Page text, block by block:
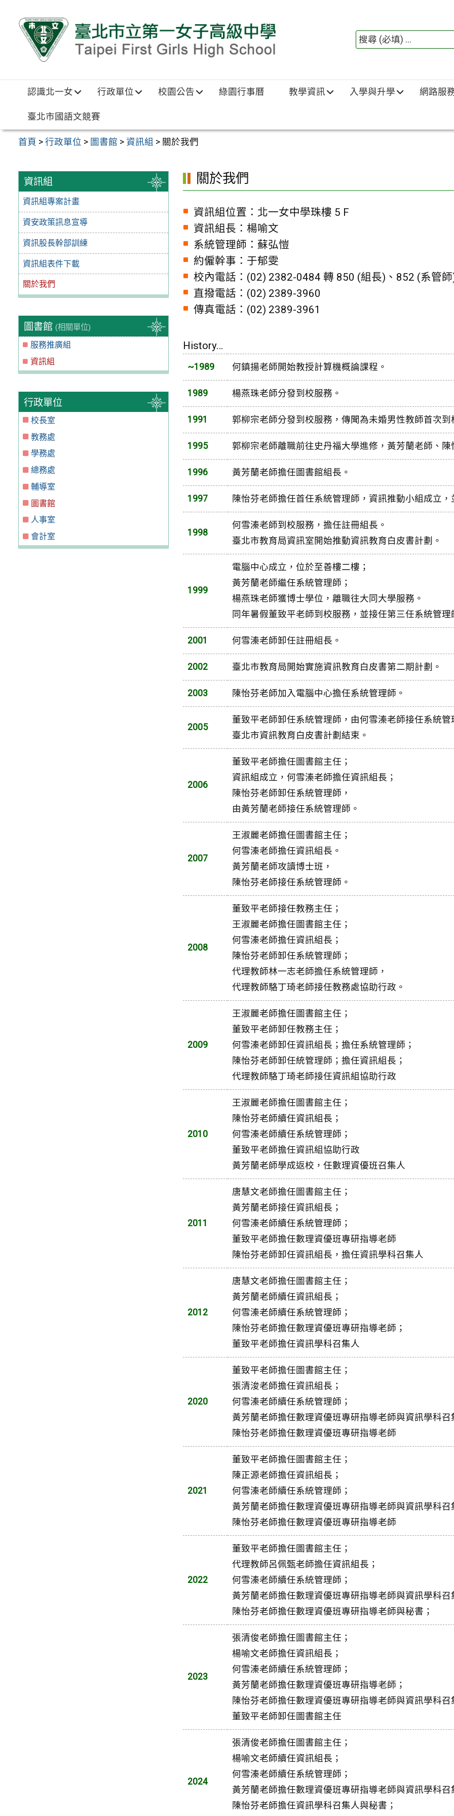
認識北一女 行政單位 校園公告 綠園行事曆 教學資訊 入學與升學 網路服
臺北市國語文競賽
首頁 >行政單位 > 圖書館 >資訊組 > 關於我們
資訊組
資訊組專案計畫
資安政策訊息宣導
資訊股長幹部訓練
資訊組表件下載
關於我們
圖書館 (相關單位)
服務推廣組
資訊組
行政單位
校長室
教務處
學務處
總務處
輔導室
圖書館
人事室
會計室
關於我們
資訊組位置：北一女中學珠樓 5 F
資訊組長：楊喻文
系統管理師：蘇弘愷
約僱幹事：于郁雯
校內電話：(02) 2382-0484 轉 850 (組長)、852 (系管
直撥電話：(02) 2389-3960
傳真電話：(02) 2389-3961
History…
~1989 何鎮揚老師開始教授計算機概論課程。
1989 楊燕珠老師分發到校服務。
1991 郭柳宗老師分發到校服務，傳聞為未婚男性教師首次
1995 郭柳宗老師離職前往史丹福大學進修，黃芳蘭老師、
1996 黃芳蘭老師擔任圖書館組長。
1997 陳怡芬老師擔任首任系統管理師，資訊推動小組成立
1998
何雪溱老師到校服務，擔任註冊組長。
臺北市教育局資訊室開始推動資訊教育白皮書計劃。
1999
電腦中心成立，位於至善樓二樓；
黃芳蘭老師繼任系統管理師；
楊燕珠老師獲博士學位，離職往大同大學服務。
同年暑假董致平老師到校服務，並接任第三任系統管理
2001 何雪溱老師卸任註冊組長。
2002 臺北市教育局開始實施資訊教育白皮書第二期計劃。
2003 陳怡芬老師加入電腦中心擔任系統管理師。
2005
董致平老師卸任系統管理師，由何雪溱老師接任系統管
臺北市資訊教育白皮書計劃結束。
2006
董致平老師擔任圖書館主任；
資訊組成立，何雪溱老師擔任資訊組長；
陳怡芬老師卸任系統管理師，
由黃芳蘭老師接任系統管理師。
2007
王淑麗老師擔任圖書館主任；
何雪溱老師擔任資訊組長。
黃芳蘭老師攻讀博士班，
陳怡芬老師接任系統管理師。
2008
董致平老師接任教務主任；
王淑麗老師擔任圖書館主任；
何雪溱老師擔任資訊組長；
陳怡芬老師卸任系統管理師；
代理教師林一志老師擔任系統管理師，
代理教師駱丁琦老師接任教務處協助行政。
2009
王淑麗老師擔任圖書館主任；
董致平老師卸任教務主任；
何雪溱老師卸任資訊組長；擔任系統管理師；
陳怡芬老師卸任統管理師；擔任資訊組長；
代理教師駱丁琦老師接任資訊組協助行政
2010
王淑麗老師擔任圖書館主任；
陳怡芬老師續任資訊組長；
何雪溱老師續任系統管理師；
董致平老師擔任資訊組協助行政
黃芳蘭老師學成返校，任數理資優班召集人
2011
唐慧文老師擔任圖書館主任；
黃芳蘭老師接任資訊組長；
何雪溱老師續任系統管理師；
董致平老師擔任數理資優班專研指導老師
陳怡芬老師卸任資訊組長，擔任資訊學科召集人
2012
唐慧文老師擔任圖書館主任；
黃芳蘭老師續任資訊組長；
何雪溱老師續任系統管理師；
陳怡芬老師擔任數理資優班專研指導老師；
董致平老師擔任資訊學科召集人
2020
董致平老師擔任圖書館主任；
張清浚老師擔任資訊組長；
何雪溱老師續任系統管理師；
黃芳蘭老師擔任數理資優班專研指導老師與資訊學科召
陳怡芬老師擔任數理資優班專研指導老師
2021
董致平老師擔任圖書館主任；
陳正源老師擔任資訊組長；
何雪溱老師續任系統管理師；
黃芳蘭老師擔任數理資優班專研指導老師與資訊學科召
陳怡芬老師擔任數理資優班專研指導老師
2022
董致平老師擔任圖書館主任；
代理教師呂佩甄老師擔任資訊組長；
何雪溱老師續任系統管理師；
黃芳蘭老師擔任數理資優班專研指導老師與資訊學科召
陳怡芬老師擔任數理資優班專研指導老師與秘書；
2023
張清俊老師擔任圖書館主任；
楊喻文老師擔任資訊組長；
何雪溱老師續任系統管理師；
黃芳蘭老師擔任數理資優班專研指導老師；
陳怡芬老師擔任數理資優班專研指導老師與資訊學科召
董致平老師卸任圖書館主任
2024
張清俊老師擔任圖書館主任；
楊喻文老師續任資訊組長；
何雪溱老師續任系統管理師；
黃芳蘭老師擔任數理資優班專研指導老師與資訊學科召
陳怡芬老師擔任資訊學科召集人與秘書；